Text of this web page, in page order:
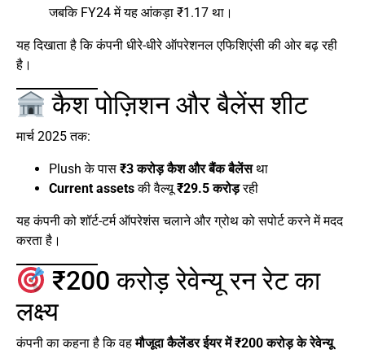
जबकि FY24 में यह आंकड़ा ₹1.17 था।
यह दिखाता है कि कंपनी धीरे-धीरे ऑपरेशनल एफिशिएंसी की ओर बढ़ रही
है।
कैश पोज़िशन और बैलेंस शीट
मार्च 2025 तक:
Plush के पास ₹3 करोड़ कैश और बैंक बैलेंसथा
Current assetsकी वैल्यू₹29.5 करोड़रही
यह कंपनी को शॉर्ट-टर्म ऑपरेशंस चलाने और ग्रोथ को सपोर्ट करने में मदद
करता है।
₹200 करोड़ रेवेन्यू रन रेट का
लक्ष्य
कंपनी का कहना है कि वहमौजूदा कैलेंडर ईयर में ₹200 करोड़ के रेवेन्यू